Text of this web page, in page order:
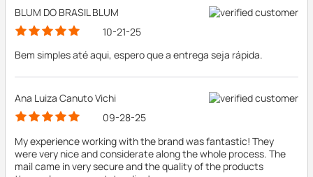
BLUM DO BRASIL BLUM
10-21-25
Bem simples até aqui, espero que a entrega seja rápida.
Ana Luiza Canuto Vichi
09-28-25
My experience working with the brand was fantastic! They
were very nice and considerate along the whole process. The
mail came in very secure and the quality of the products